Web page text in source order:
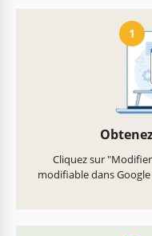
1
Cliquez sur
modifiable dans